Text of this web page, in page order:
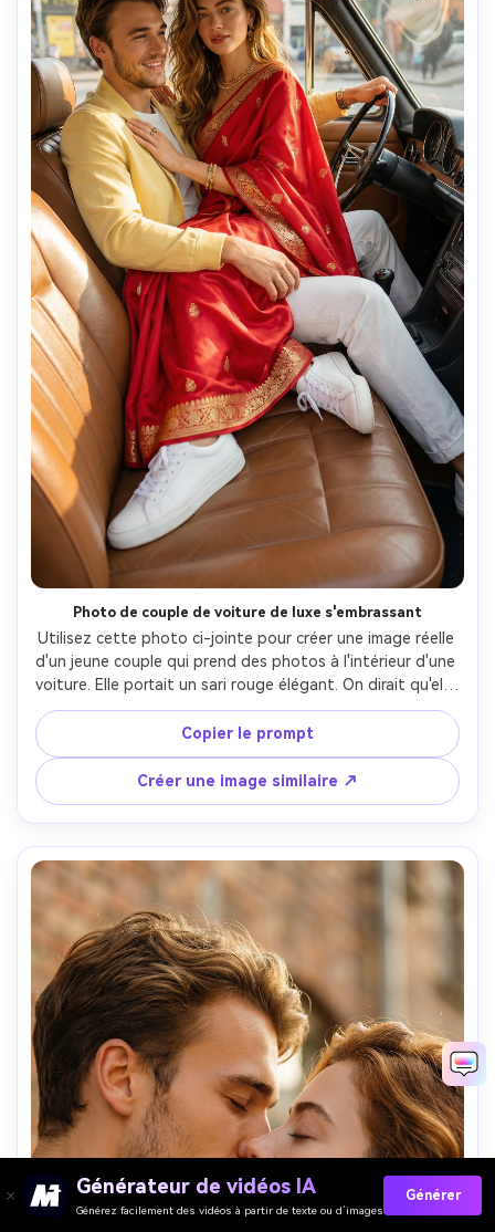
Photo de couple de voiture de luxe s'embrassant
Utilisez cette photo ci-jointe pour créer une image réelle
d'un jeune couple qui prend des photos à l'intérieur d'une
voiture. Elle portait un sari rouge élégant. On dirait qu'elle
est assise sur les genoux d'un modèle que j'ai téléchargé.
Elle posait comme un mannequin professionnel. Elle
portait des baskets blanches. 100% identique visage
correspondant dans la référence A porte une veste jaune
ciel avec un t-shirt blanc et un pantalon blanc en dessous
Copier le prompt
Créer une image similaire ↗
Générateur de vidéos IA
Générez facilement des vidéos à partir de texte ou d’images
Générer